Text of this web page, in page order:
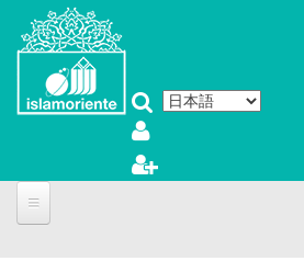
メインコンテンツに移動